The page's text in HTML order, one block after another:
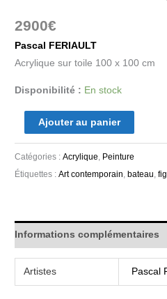
2900€
Pascal FERIAULT
Acrylique sur toile 100 x 100 cm
Disponibilité : En stock
Ajouter au panier
Catégories :Acrylique Peinture
Étiquettes :Art contemporain ,bateau ,
Informations complémentaires
Artistes Pascal